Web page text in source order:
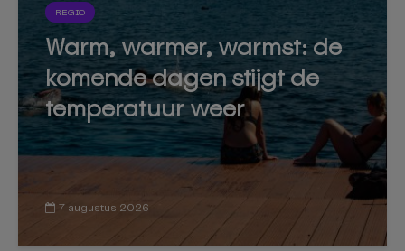
REGIO
Warm, warmer, warmst: de
komende dagen stijgt de
temperatuur weer
7 augustus 2026